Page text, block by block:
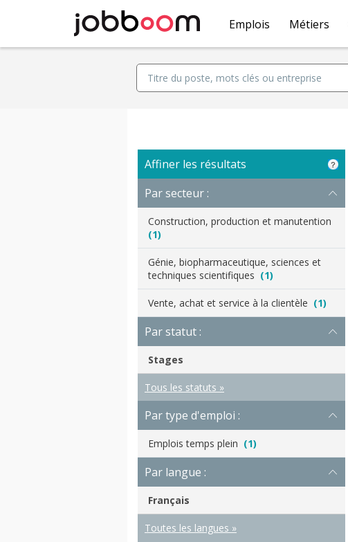
Emplois Métiers
Affiner les résultats
Par secteur :
Construction, production et manutention
(1)
Génie, biopharmaceutique, sciences et
techniques scientifiques (1)
Vente, achat et service à la clientèle (1)
Par statut :
Stages
Tous les statuts »
Par type d'emploi :
Emplois temps plein (1)
Par langue :
Français
Toutes les langues »